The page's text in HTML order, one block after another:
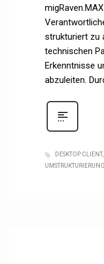
strukturiert zu
technischen
Erkenntnisse
abzuleiten.
DESKTOP CLIENT
UMSTRUKTURIERUNG